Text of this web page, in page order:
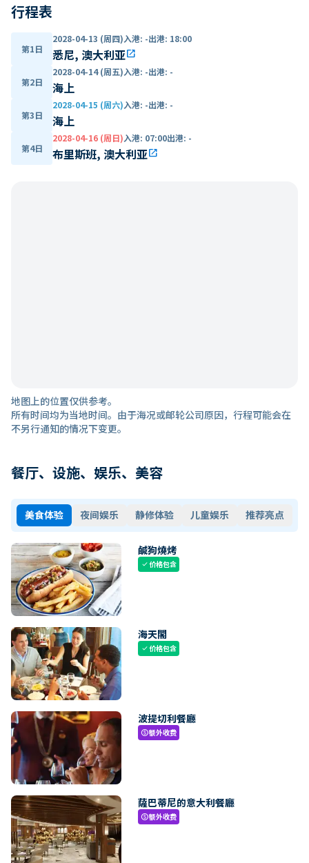
行程表
第1日
2028-04-13 (周四)入港: -出港: 18:00
悉尼, 澳大利亚open_in_new
第2日
2028-04-14 (周五)入港: -出港: -
海上
第3日
2028-04-15 (周六)入港: -出港: -
海上
第4日
2028-04-16 (周日)入港: 07:00出港: -
布里斯班, 澳大利亚open_in_new
地图上的位置仅供参考。
所有时间均为当地时间。由于海况或邮轮公司原因，行程可能会在
不另行通知的情况下变更。
餐厅、设施、娱乐、美容
美食体验 夜间娱乐 静修体验 儿童娱乐 推荐亮点
鹹狗燒烤
check价格包含
海天閣
check价格包含
波提切利餐廳
paid额外收费
薩巴蒂尼的意大利餐廳
paid额外收费